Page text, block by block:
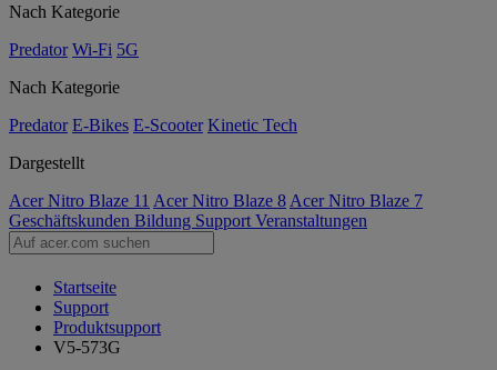
Nach Kategorie
Predator Wi-Fi 5G
Nach Kategorie
Predator E-Bikes E-Scooter Kinetic Tech
Dargestellt
Acer Nitro Blaze 11 Acer Nitro Blaze 8 Acer Nitro Blaze 7
Geschäftskunden Bildung Support Veranstaltungen
Startseite
Support
Produktsupport
V5-573G